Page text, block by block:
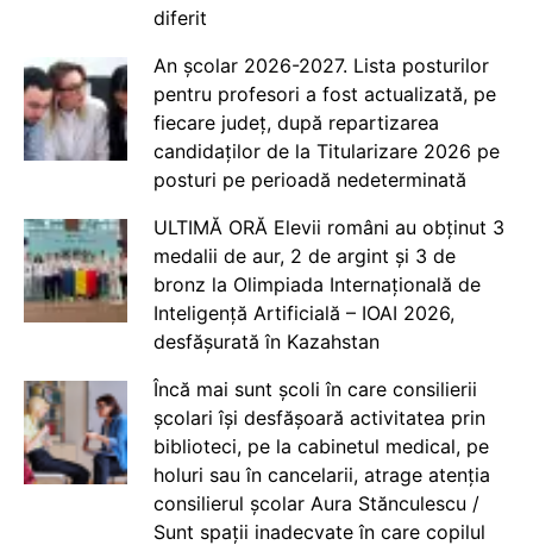
diferit
An școlar 2026-2027. Lista posturilor
pentru profesori a fost actualizată, pe
fiecare județ, după repartizarea
candidaților de la Titularizare 2026 pe
posturi pe perioadă nedeterminată
ULTIMĂ ORĂ Elevii români au obținut 3
medalii de aur, 2 de argint și 3 de
bronz la Olimpiada Internațională de
Inteligență Artificială – IOAI 2026,
desfășurată în Kazahstan
Încă mai sunt școli în care consilierii
școlari își desfășoară activitatea prin
biblioteci, pe la cabinetul medical, pe
holuri sau în cancelarii, atrage atenția
consilierul școlar Aura Stănculescu /
Sunt spații inadecvate în care copilul